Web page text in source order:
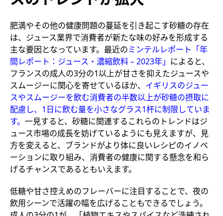
肥満やその他の健康問題の蔓延を引き起こす砂糖の存在
は、ジュース業界で消費者が新たな味の好みを形成する
主な要因となっています。最近のミンテルレポート「年
間レポート：ジュース・濃縮飲料 – 2023年」 によると、
フランスの成人の3分の1以上が甘さを抑えたジュースや
スムージーに関心を寄せているほか、 イギリスのジュー
スやスムージーを飲む消費者の半数以上が砂糖の摂取に
配慮し、1日に飲む量を小さなグラス1杯に制限していま
す。 一見すると、砂糖に関連するこれらのトレンドはジ
ュース市場の成長を妨げているようにも見えますが、見
方を変えると、ブランドがより体に良いレシピのイノベ
ーションに取り組み、消費者の健康に関する懸念を和ら
げるチャンスであるともいえます。
低糖や甘さ控えめのフレーバーに注目することで、夜の
飲用シーンで活躍の幅を広げることもできるでしょう。